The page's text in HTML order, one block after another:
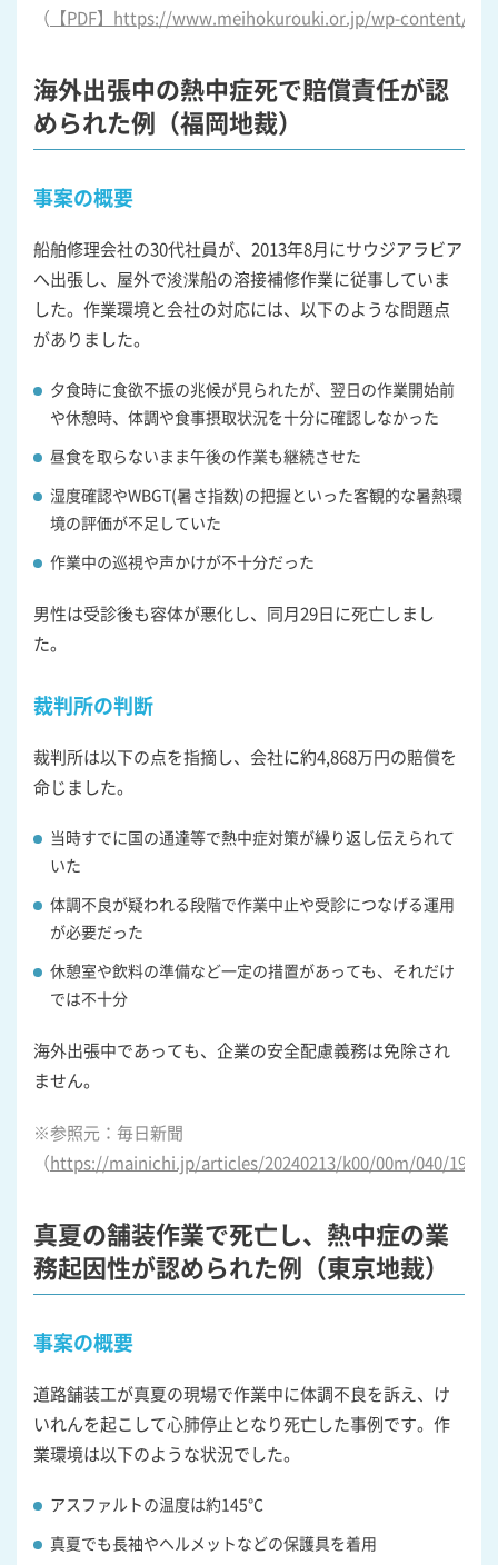
（ 【PDF】https://www.meihokurouki.or.jp/wp-content/
海外出張中の熱中症死で賠償責任が認
められた例（福岡地裁）
事案の概要
船舶修理会社の30代社員が、2013年8月にサウジアラビア
へ出張し、屋外で浚渫船の溶接補修作業に従事していま
した。作業環境と会社の対応には、以下のような問題点
がありました。
夕食時に食欲不振の兆候が見られたが、翌日の作業開始前
や休憩時、体調や食事摂取状況を十分に確認しなかった
昼食を取らないまま午後の作業も継続させた
湿度確認やWBGT(暑さ指数)の把握といった客観的な暑熱環
境の評価が不足していた
作業中の巡視や声かけが不十分だった
男性は受診後も容体が悪化し、同月29日に死亡しまし
た。
裁判所の判断
裁判所は以下の点を指摘し、会社に約4,868万円の賠償を
命じました。
当時すでに国の通達等で熱中症対策が繰り返し伝えられて
いた
体調不良が疑われる段階で作業中止や受診につなげる運用
が必要だった
休憩室や飲料の準備など一定の措置があっても、それだけ
では不十分
海外出張中であっても、企業の安全配慮義務は免除され
ません。
※参照元：毎日新聞
（https://mainichi.jp/articles/20240213/k00/00m/040/
真夏の舗装作業で死亡し、熱中症の業
務起因性が認められた例（東京地裁）
事案の概要
道路舗装工が真夏の現場で作業中に体調不良を訴え、け
いれんを起こして心肺停止となり死亡した事例です。作
業環境は以下のような状況でした。
アスファルトの温度は約145℃
真夏でも長袖やヘルメットなどの保護具を着用